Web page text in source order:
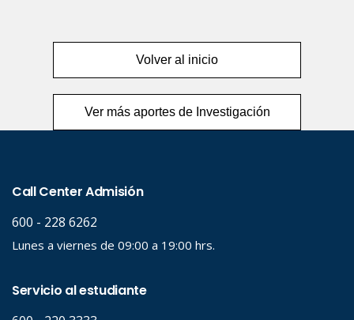
Volver al inicio
Ver más aportes de Investigación